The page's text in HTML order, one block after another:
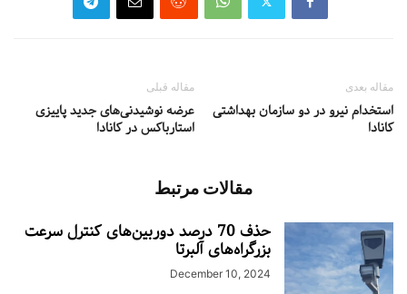
مقاله قبلی
عرضه نوشیدنی‌های جدید پاییزی
استارباکس در کانادا
مقاله بعدی
استخدام نیرو در دو سازمان بهداشتی
کانادا
مقالات مرتبط
حذف 70 درصد دوربین‌های کنترل سرعت
بزرگراه‌های آلبرتا
December 10, 2024